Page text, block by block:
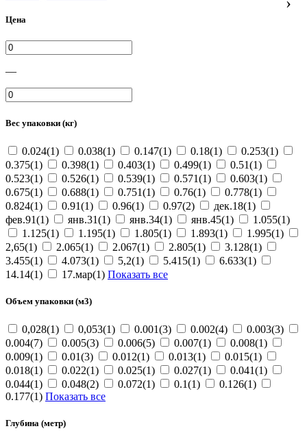
Цена
—
Вес упаковки (кг)
0.024(1) 0.038(1) 0.147(1) 0.18(1)
0.253(1)
0.375(1)
0.398(1) 0.403(1) 0.499(1)
0.51(1)
0.523(1)
0.526(1) 0.539(1) 0.571(1)
0.603(1)
0.675(1)
0.688(1) 0.751(1) 0.76(1)
0.778(1)
0.824(1)
0.91(1) 0.96(1) 0.97(2)
дек.18(1)
фев.91(1)
янв.31(1) янв.34(1) янв.45(1)
1.055(1)
1.125(1)
1.195(1) 1.805(1) 1.893(1)
1.995(1)
2,65(1)
2.065(1) 2.067(1) 2.805(1)
3.128(1)
3.455(1)
4.073(1) 5,2(1) 5.415(1)
6.633(1)
14.14(1)
17.мар(1) Показать все
Объем упаковки (м3)
0,028(1) 0,053(1) 0.001(3) 0.002(4)
0.003(3)
0.004(7)
0.005(3) 0.006(5) 0.007(1)
0.008(1)
0.009(1)
0.01(3) 0.012(1) 0.013(1)
0.015(1)
0.018(1)
0.022(1) 0.025(1) 0.027(1)
0.041(1)
0.044(1)
0.048(2) 0.072(1) 0.1(1)
0.126(1)
0.177(1) Показать все
Глубина (метр)